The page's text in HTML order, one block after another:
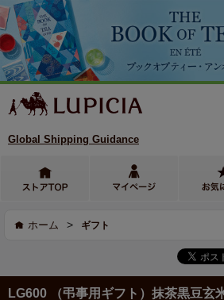
Global Shipping Guidance
ホーム > ギフト
LG600 （弔事用ギフト）抹茶黒豆玄